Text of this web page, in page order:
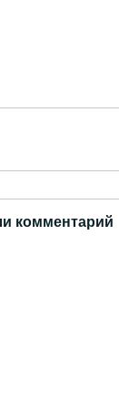
комментарий